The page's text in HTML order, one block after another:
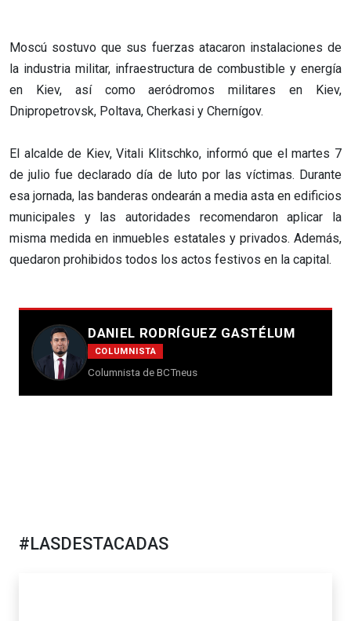
Moscú sostuvo que sus fuerzas atacaron instalaciones de
la industria militar, infraestructura de combustible y energía
en Kiev, así como aeródromos militares en Kiev,
Dnipropetrovsk, Poltava, Cherkasi y Chernígov.
El alcalde de Kiev, Vitali Klitschko, informó que el martes 7
de julio fue declarado día de luto por las víctimas. Durante
esa jornada, las banderas ondearán a media asta en edificios
municipales y las autoridades recomendaron aplicar la
misma medida en inmuebles estatales y privados. Además,
quedaron prohibidos todos los actos festivos en la capital.
DANIEL RODRÍGUEZ GASTÉLUM
COLUMNISTA
Columnista de BCTneus
#LASDESTACADAS